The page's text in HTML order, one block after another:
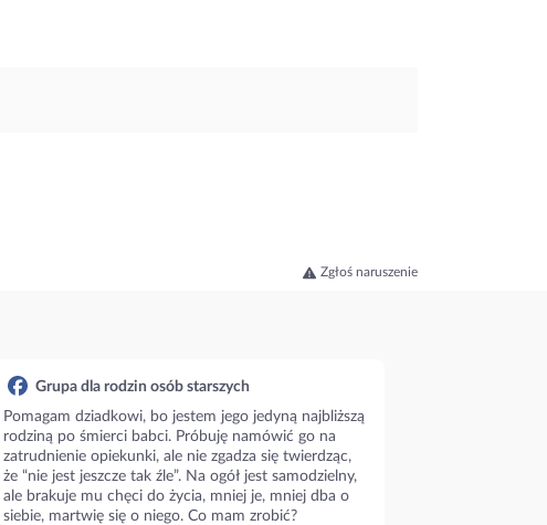
Zgłoś naruszenie
Grupa dla rodzin osób starszych
Pomagam dziadkowi, bo jestem jego jedyną najbliższą
rodziną po śmierci babci. Próbuję namówić go na
zatrudnienie opiekunki, ale nie zgadza się twierdząc,
że “nie jest jeszcze tak źle”. Na ogół jest samodzielny,
ale brakuje mu chęci do życia, mniej je, mniej dba o
siebie, martwię się o niego. Co mam zrobić?